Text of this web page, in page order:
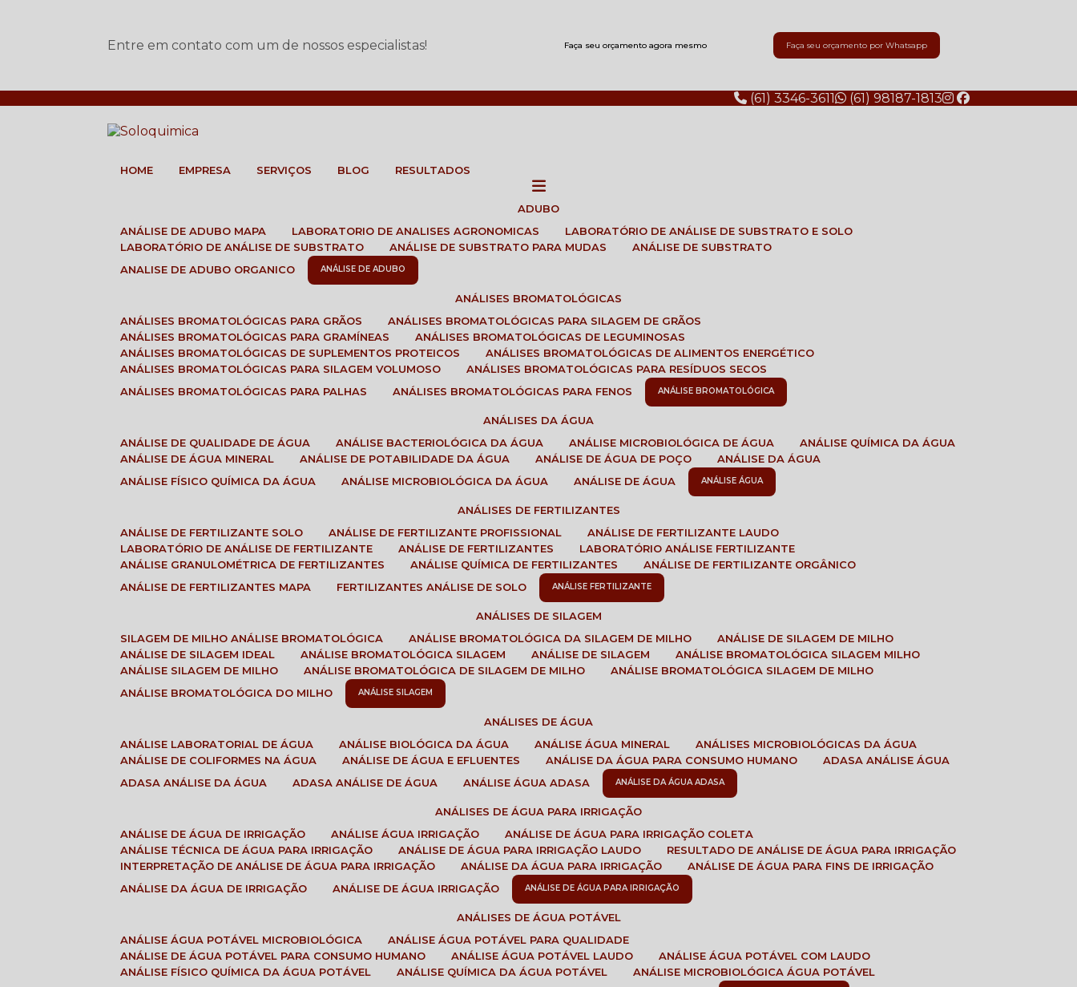
Entre em contato com um de nossos especialistas! Faça seu orçamento agora mesmo Faça seu orçamento por Whatsapp
(61) 3346-3611 (61) 98187-1813
HOME EMPRESA SERVIÇOS BLOG RESULTADOS
ADUBO
ANÁLISE DE ADUBO MAPA
LABORATORIO DE ANALISES AGRONOMICAS
LABORATÓRIO DE ANÁLISE DE SUBSTRATO E SOLO
LABORATÓRIO DE ANÁLISE DE SUBSTRATO
ANÁLISE DE SUBSTRATO PARA MUDAS
ANÁLISE DE SUBSTRATO
ANALISE DE ADUBO ORGANICO
ANÁLISE DE ADUBO
ANÁLISES BROMATOLÓGICAS
ANÁLISES BROMATOLÓGICAS PARA GRÃOS
ANÁLISES BROMATOLÓGICAS PARA SILAGEM DE GRÃOS
ANÁLISES BROMATOLÓGICAS PARA GRAMÍNEAS
ANÁLISES BROMATOLÓGICAS DE LEGUMINOSAS
ANÁLISES BROMATOLÓGICAS DE SUPLEMENTOS PROTEICOS
ANÁLISES BROMATOLÓGICAS DE ALIMENTOS ENERGÉTICO
ANÁLISES BROMATOLÓGICAS PARA SILAGEM VOLUMOSO
ANÁLISES BROMATOLÓGICAS PARA RESÍDUOS SECOS
ANÁLISES BROMATOLÓGICAS PARA PALHAS
ANÁLISES BROMATOLÓGICAS PARA FENOS ANÁLISE BROMATOLÓGICA
ANÁLISES DA ÁGUA
ANÁLISE DE QUALIDADE DE ÁGUA
ANÁLISE BACTERIOLÓGICA DA ÁGUA ANÁLISE MICROBIOLÓGICA DE ÁGUA
ANÁLISE QUÍMICA DA ÁGUA
ANÁLISE DE ÁGUA MINERAL
ANÁLISE DE POTABILIDADE DA ÁGUA ANÁLISE DE ÁGUA DE POÇO
ANÁLISE DA ÁGUA
ANÁLISE FÍSICO QUÍMICA DA ÁGUA
ANÁLISE MICROBIOLÓGICA DA ÁGUA ANÁLISE DE ÁGUA ANÁLISE ÁGUA
ANÁLISES DE FERTILIZANTES
ANÁLISE DE FERTILIZANTE SOLO
ANÁLISE DE FERTILIZANTE PROFISSIONAL
ANÁLISE DE FERTILIZANTE LAUDO
LABORATÓRIO DE ANÁLISE DE FERTILIZANTE
ANÁLISE DE FERTILIZANTES
LABORATÓRIO ANÁLISE FERTILIZANTE
ANÁLISE GRANULOMÉTRICA DE FERTILIZANTES
ANÁLISE QUÍMICA DE FERTILIZANTES
ANÁLISE DE FERTILIZANTE ORGÂNICO
ANÁLISE DE FERTILIZANTES MAPA
FERTILIZANTES ANÁLISE DE SOLO ANÁLISE FERTILIZANTE
ANÁLISES DE SILAGEM
SILAGEM DE MILHO ANÁLISE BROMATOLÓGICA
ANÁLISE BROMATOLÓGICA DA SILAGEM DE MILHO
ANÁLISE DE SILAGEM DE MILHO
ANÁLISE DE SILAGEM IDEAL
ANÁLISE BROMATOLÓGICA SILAGEM ANÁLISE DE SILAGEM
ANÁLISE BROMATOLÓGICA SILAGEM MILHO
ANÁLISE SILAGEM DE MILHO
ANÁLISE BROMATOLÓGICA DE SILAGEM DE MILHO
ANÁLISE BROMATOLÓGICA SILAGEM DE MILHO
ANÁLISE BROMATOLÓGICA DO MILHO
ANÁLISE SILAGEM
ANÁLISES DE ÁGUA
ANÁLISE LABORATORIAL DE ÁGUA
ANÁLISE BIOLÓGICA DA ÁGUA ANÁLISE ÁGUA MINERAL
ANÁLISES MICROBIOLÓGICAS DA ÁGUA
ANÁLISE DE COLIFORMES NA ÁGUA
ANÁLISE DE ÁGUA E EFLUENTES ANÁLISE DA ÁGUA PARA CONSUMO HUMANO
ADASA ANÁLISE ÁGUA
ADASA ANÁLISE DA ÁGUA
ADASA ANÁLISE DE ÁGUA ANÁLISE ÁGUA ADASA ANÁLISE DA ÁGUA ADASA
ANÁLISES DE ÁGUA PARA IRRIGAÇÃO
ANÁLISE DE ÁGUA DE IRRIGAÇÃO
ANÁLISE ÁGUA IRRIGAÇÃO
ANÁLISE DE ÁGUA PARA IRRIGAÇÃO COLETA
ANÁLISE TÉCNICA DE ÁGUA PARA IRRIGAÇÃO
ANÁLISE DE ÁGUA PARA IRRIGAÇÃO LAUDO
RESULTADO DE ANÁLISE DE ÁGUA PARA IRRIGAÇÃO
INTERPRETAÇÃO DE ANÁLISE DE ÁGUA PARA IRRIGAÇÃO
ANÁLISE DA ÁGUA PARA IRRIGAÇÃO
ANÁLISE DE ÁGUA PARA FINS DE IRRIGAÇÃO
ANÁLISE DA ÁGUA DE IRRIGAÇÃO
ANÁLISE DE ÁGUA IRRIGAÇÃO ANÁLISE DE ÁGUA PARA IRRIGAÇÃO
ANÁLISES DE ÁGUA POTÁVEL
ANÁLISE ÁGUA POTÁVEL MICROBIOLÓGICA
ANÁLISE ÁGUA POTÁVEL PARA QUALIDADE
ANÁLISE DE ÁGUA POTÁVEL PARA CONSUMO HUMANO
ANÁLISE ÁGUA POTÁVEL LAUDO
ANÁLISE ÁGUA POTÁVEL COM LAUDO
ANÁLISE FÍSICO QUÍMICA DA ÁGUA POTÁVEL
ANÁLISE QUÍMICA DA ÁGUA POTÁVEL
ANÁLISE MICROBIOLÓGICA ÁGUA POTÁVEL